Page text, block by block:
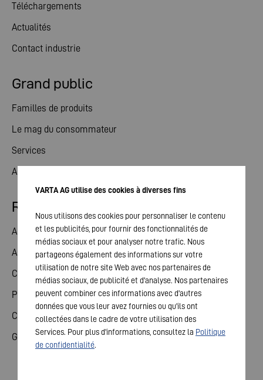
Grand public
Familles de produits
Le mag du consommateur
Services
Actualités
Téléchargements
Actualités
Contact industrie
Relations avec les investisseurs
Action
Assemblée générale
Calendrier financier
Publications
Contact investisseurs
Gouvernement d'entreprise
VARTA AG utilise des cookies à diverses fins
Nous utilisons des cookies pour personnaliser le contenu
et les publicités, pour fournir des fonctionnalités de
médias sociaux et pour analyser notre trafic. Nous
partageons également des informations sur votre
utilisation de notre site Web avec nos partenaires de
médias sociaux, de publicité et d'analyse. Nos partenaires
peuvent combiner ces informations avec d'autres
données que vous leur avez fournies ou qu'ils ont
collectées dans le cadre de votre utilisation des
Services. Pour plus d'informations, consultez la Politique
de confidentialité.